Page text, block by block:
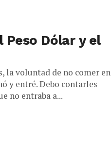
Peso Dólar y el
la voluntad de no comer en
y entré. Debo contarles
no entraba a...